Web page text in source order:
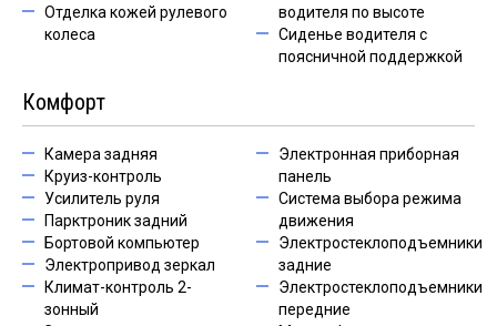
Отделка кожей рулевого
колеса
водителя по высоте
Сиденье водителя с
поясничной поддержкой
Комфорт
Камера задняя
Круиз-контроль
Усилитель руля
Парктроник задний
Бортовой компьютер
Электропривод зеркал
Климат-контроль 2-
зонный
Электронная приборная
панель
Система выбора режима
движения
Электростеклоподъемники
задние
Электростеклоподъемники
передние